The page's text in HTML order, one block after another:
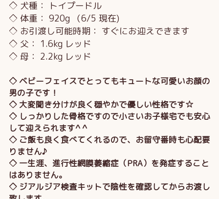
◇ 犬種： トイプードル
◇ 体重： 920g （6/5 現在)
◇ お引渡し可能時期： すぐにお迎えできます
◇ 父： 1.6kg レッド
◇ 母： 2.2kg レッド
◇ ベビーフェイスでとってもキュートな可愛いお顔の
男の子です！
◇ 大変聞き分けが良く穏やかで優しい性格です☆
◇ しっかりした骨格ですので小さいお子様宅でも安心
して迎えられます^ ^
◇ ご飯も良く食べてくれるので、お留守番時も心配要
りません♪
◇ 一生涯、進行性網膜萎縮症（PRA）を発症すること
はありません。
◇ ジアルジア検査キットで陰性を確認してからお渡し